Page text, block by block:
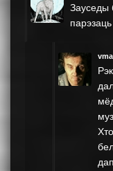
Зауседы